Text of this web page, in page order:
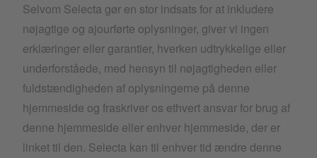
Selvom Selecta gør en stor indsats for at inkludere
nøjagtige og ajourførte oplysninger, giver vi ingen
erklæringer eller garantier, hverken udtrykkelige eller
underforståede, med hensyn til nøjagtigheden eller
fuldstændigheden af oplysningerne på denne
hjemmeside og fraskriver os ethvert ansvar for brug af
denne hjemmeside eller enhver hjemmeside, der er
linket til den. Selecta kan til enhver tid ændre denne